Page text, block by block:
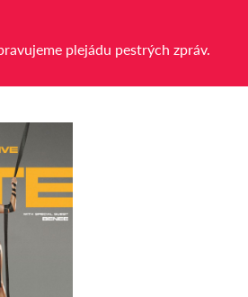
plejádu pestrých zpráv.